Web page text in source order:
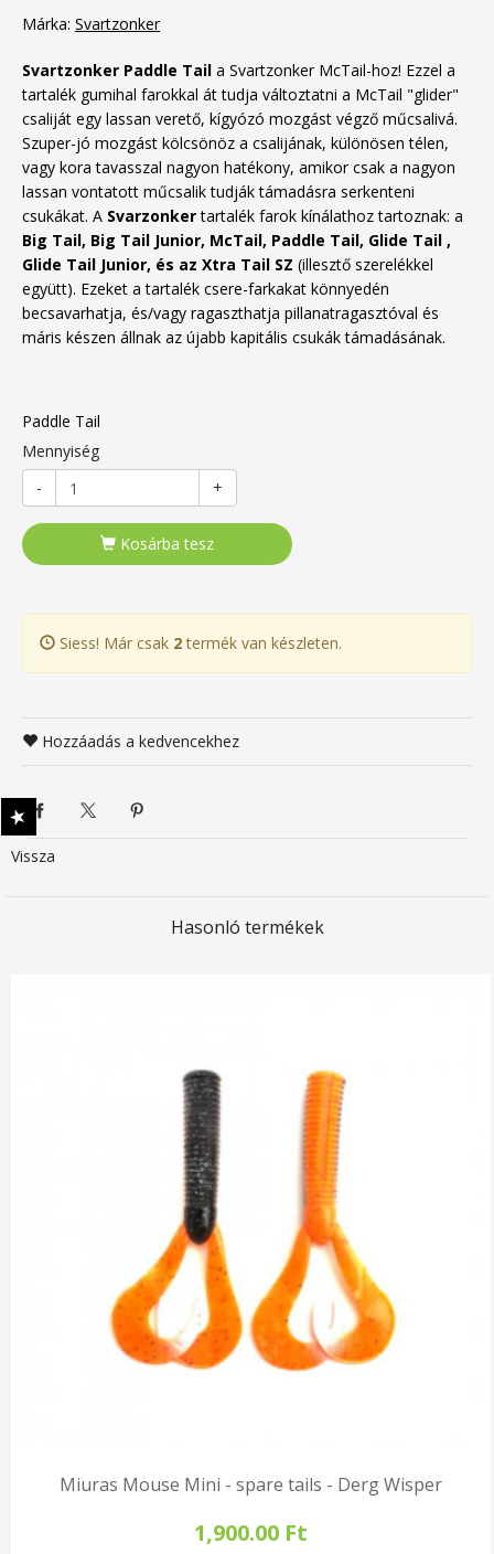
Márka: Svartzonker
Svartzonker Paddle Tail a Svartzonker McTail-hoz! Ezzel a
tartalék gumihal farokkal át tudja változtatni a McTail "glider"
csaliját egy lassan verető, kígyózó mozgást végző műcsalivá.
Szuper-jó mozgást kölcsönöz a csalijának, különösen télen,
vagy kora tavasszal nagyon hatékony, amikor csak a nagyon
lassan vontatott műcsalik tudják támadásra serkenteni
csukákat. A Svarzonkertartalék farok kínálathoz tartoznak: a
Big Tail, Big Tail Junior, McTail, Paddle Tail, Glide Tail ,
Glide Tail Junior, és az Xtra Tail SZ (illesztő szerelékkel
együtt). Ezeket a tartalék csere-farkakat könnyedén
becsavarhatja, és/vagy ragaszthatja pillanatragasztóval és
máris készen állnak az újabb kapitális csukák támadásának.
Paddle Tail
Mennyiség
-
+
Kosárba tesz
Siess! Már csak 2termék van készleten.
Hozzáadás a kedvencekhez
Vissza
Hasonló termékek
Miuras Mouse Mini - spare tails - Derg Wisper
1,900.00 Ft